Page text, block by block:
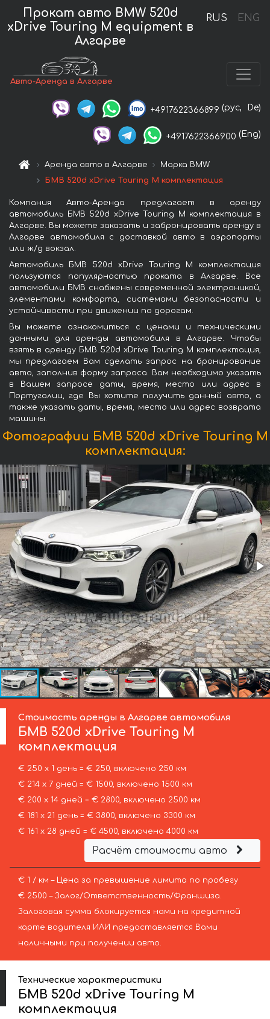
RUS ENG
Прокат авто BMW 520d
xDrive Touring M equipment в
Алгарве
Авто-Аренда в Алгарве
+4917622366899 (рус, De)
+4917622366900 (Eng)
Аренда авто в Алгарве
Марка BMW
БМВ 520d xDrive Touring M комплектация
Компания Авто-Аренда предлагает в аренду
автомобиль БМВ 520d xDrive Touring M комплектация в
Алгарве. Вы можете заказать и забронировать аренду в
Алгарве автомобиля с доставкой авто в аэропорты
или ж/д вокзал.
Автомобиль БМВ 520d xDrive Touring M комплектация
пользуются популярностью проката в Алгарве. Все
автомобили БМВ снабжены современной электроникой,
элементами комфорта, системами безопасности и
устойчивости при движении по дорогам.
Вы можете ознакомиться с ценами и техническими
данными для аренды автомобиля в Алгарве. Чтобы
взять в аренду БМВ 520d xDrive Touring M комплектация,
мы предлагаем Вам сделать запрос на бронирование
авто, заполнив форму запроса. Вам необходимо указать
в Вашем запросе даты, время, место или адрес в
Португалии, где Вы хотите получить данный авто, а
также указать даты, время, место или адрес возврата
машины.
Фотографии БМВ 520d xDrive Touring M
комплектация:
Стоимость аренды в Алгарве автомобиля
БМВ 520d xDrive Touring M
комплектация
€ 250 х 1 день = € 250, включено 250 км
€ 214 х 7 дней = € 1500, включено 1500 км
€ 200 х 14 дней = € 2800, включено 2500 км
€ 181 х 21 день = € 3800, включено 3300 км
€ 161 х 28 дней = € 4500, включено 4000 км
Расчёт стоимости авто
€ 1 / км – Цена за превышение лимита по пробегу
€ 2500 – Залог/Ответственность/Франшиза.
Залоговая сумма блокируется нами на кредитной
карте водителя ИЛИ предоставляется Вами
наличными при получении авто.
Технические характеристики
БМВ 520d xDrive Touring M
комплектация